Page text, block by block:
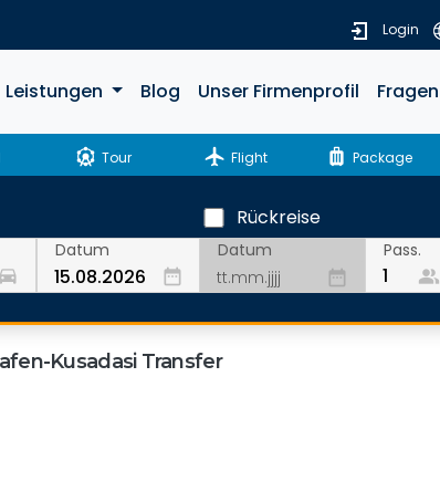
Login
Leistungen Blog Unser Firmenprofil Fragen
attractions Tour flight Flight luggage Package
drive_eta
Datum
date_range
Rückreise
Datum
date_range
Pass.
people_alt
Kusadasi Transfer